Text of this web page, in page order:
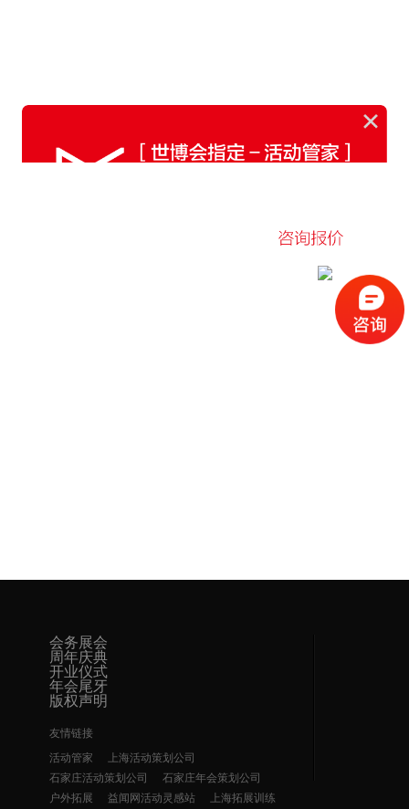
会务展会
周年庆典
开业仪式
年会尾牙
版权声明
友情链接
活动管家
上海活动策划公司
石家庄活动策划公司
石家庄年会策划公司
户外拓展
益闻网活动灵感站 上海拓展训练